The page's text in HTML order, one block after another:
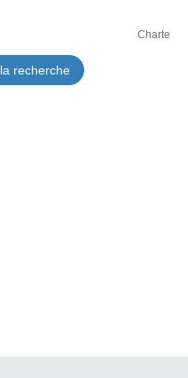
Charte
recherche